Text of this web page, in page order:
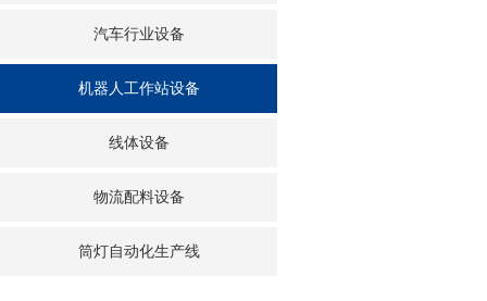
汽车行业设备
机器人工作站设备
线体设备
物流配料设备
筒灯自动化生产线